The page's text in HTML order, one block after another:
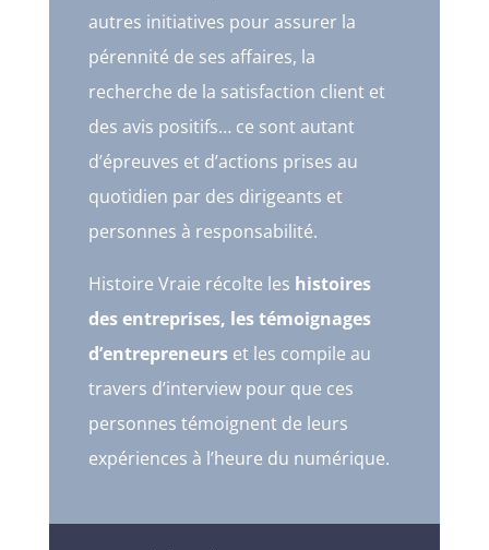
autres initiatives pour assurer la
pérennité de ses affaires, la
recherche de la satisfaction client et
des avis positifs… ce sont autant
d’épreuves et d’actions prises au
quotidien par des dirigeants et
personnes à responsabilité.
Histoire Vraie récolte les histoires
des entreprises, les témoignages
d’entrepreneurset les compile au
travers d’interview pour que ces
personnes témoignent de leurs
expériences à l’heure du numérique.